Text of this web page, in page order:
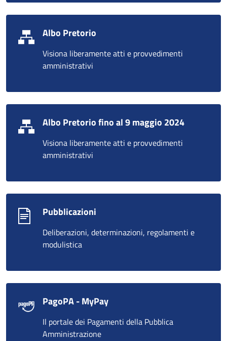
Albo Pretorio
Visiona liberamente atti e provvedimenti
amministrativi
Albo Pretorio fino al 9 maggio 2024
Visiona liberamente atti e provvedimenti
amministrativi
Pubblicazioni
Deliberazioni, determinazioni, regolamenti e
modulistica
PagoPA - MyPay
Il portale dei Pagamenti della Pubblica
Amministrazione